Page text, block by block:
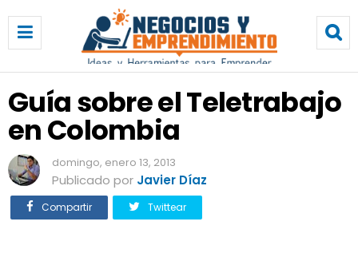
í
a
o
b
r
e
e
l
T
Guía sobre el Teletrabajo
en Colombia
domingo, enero 13, 2013
Publicado por Javier Díaz
Compartir Twittear